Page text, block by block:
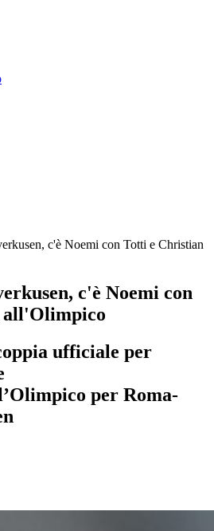
c'è Noemi con Totti e Christian
c'è Noemi con
all'Olimpico
ufficiale per
per Roma-